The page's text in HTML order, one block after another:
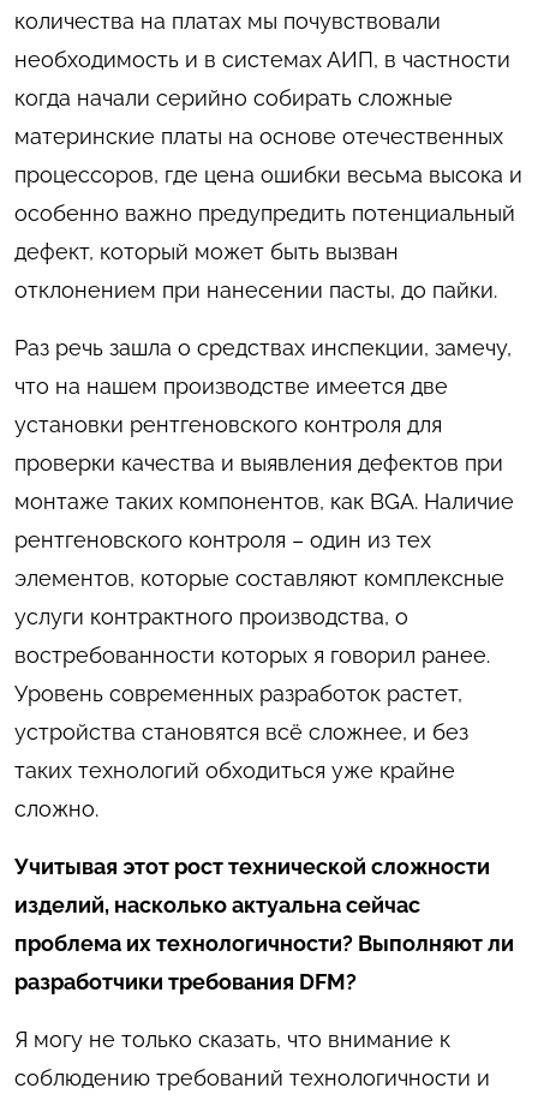
количества на платах мы почувствовали
необходимость и в системах АИП, в частности
когда начали серийно собирать сложные
материнские платы на основе отечественных
процессоров, где цена ошибки весьма высока и
особенно важно предупредить потенциальный
дефект, который может быть вызван
отклонением при нанесении пасты, до пайки.
Раз речь зашла о средствах инспекции, замечу,
что на нашем производстве имеется две
установки рентгеновского контроля для
проверки качества и выявления дефектов при
монтаже таких компонентов, как BGA. Наличие
рентгеновского контроля – один из тех
элементов, которые составляют комплексные
услуги контрактного производства, о
востребованности которых я говорил ранее.
Уровень современных разработок растет,
устройства становятся всё сложнее, и без
таких технологий обходиться уже крайне
сложно.
Учитывая этот рост технической сложности
изделий, насколько актуальна сейчас
проблема их технологичности? Выполняют ли
разработчики требования DFM?
Я могу не только сказать, что внимание к
соблюдению требований технологичности и